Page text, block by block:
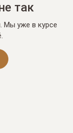
так
Мы уже в курсе